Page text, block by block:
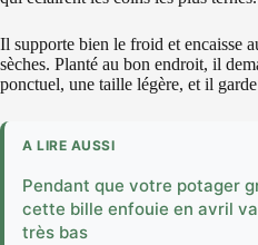
Il supporte bien le froid et encaisse
sèches. Planté au bon endroit, il
ponctuel, une taille légère, et il
A LIRE AUSSI
Pendant que votre potager
cette bille enfouie en avril va
très bas